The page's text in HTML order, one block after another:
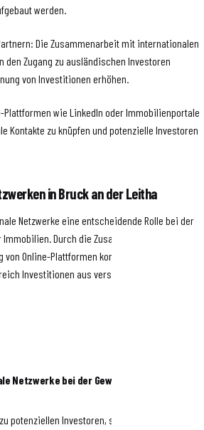
werden.
Die Zusammenarbeit mit internationalen
Zugang zu ausländischen Investoren
von Investitionen erhöhen.
Plattformen wie LinkedIn oder Immobilienportale
Kontakte zu knüpfen und potenzielle Investoren
in Bruck an der Leitha
Netzwerke eine entscheidende Rolle bei der
Durch die Zusammenarbeit mit
Online-Plattformen konnten
Investitionen aus verschiedenen Ländern
Netzwerke bei der Gewinnung
potenziellen Investoren, stärken das Vertrauen